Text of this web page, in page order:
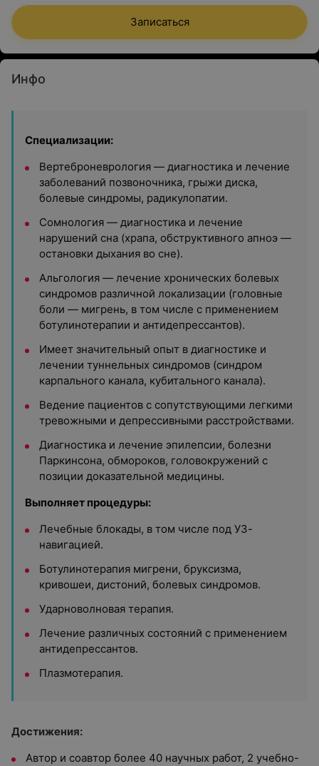
Записаться
Инфо
Специализации:
Вертеброневрология — диагностика и лечение
заболеваний позвоночника, грыжи диска,
болевые синдромы, радикулопатии.
Сомнология — диагностика и лечение
нарушений сна (храпа, обструктивного апноэ —
остановки дыхания во сне).
Альгология — лечение хронических болевых
синдромов различной локализации (головные
боли — мигрень, в том числе с применением
ботулинотерапии и антидепрессантов).
Имеет значительный опыт в диагностике и
лечении туннельных синдромов (синдром
карпального канала, кубитального канала).
Ведение пациентов с сопутствующими легкими
тревожными и депрессивными расстройствами.
Диагностика и лечение эпилепсии, болезни
Паркинсона, обмороков, головокружений с
позиции доказательной медицины.
Выполняет процедуры:
Лечебные блокады, в том числе под УЗ-
навигацией.
Ботулинотерапия мигрени, бруксизма,
кривошеи, дистоний, болевых синдромов.
Ударноволновая терапия.
Лечение различных состояний с применением
антидепрессантов.
Плазмотерапия.
Достижения:
Автор и соавтор более 40 научных работ, 2 учебно-